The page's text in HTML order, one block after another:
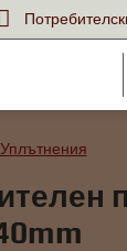
Уплътнения